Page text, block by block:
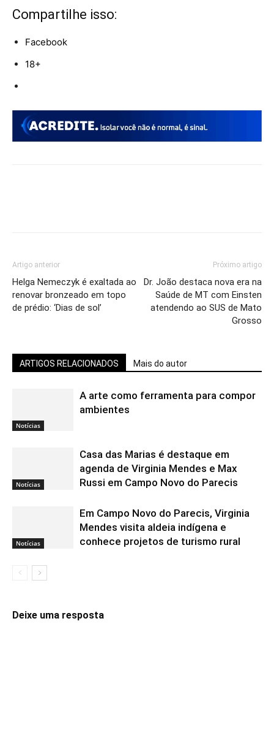
Compartilhe isso:
Facebook
18+
Artigo anterior
Helga Nemeczyk é exaltada ao
renovar bronzeado em topo
de prédio: ‘Dias de sol’
Próximo artigo
Dr. João destaca nova era na
Saúde de MT com Einsten
atendendo ao SUS de Mato
Grosso
ARTIGOS RELACIONADOS Mais do autor
Notícias
A arte como ferramenta para compor
ambientes
Notícias
Casa das Marias é destaque em
agenda de Virginia Mendes e Max
Russi em Campo Novo do Parecis
Notícias
Em Campo Novo do Parecis, Virginia
Mendes visita aldeia indígena e
conhece projetos de turismo rural
Deixe uma resposta